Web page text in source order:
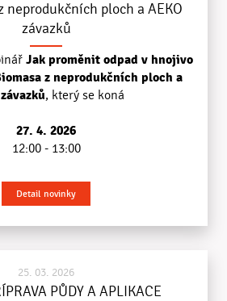
neprodukčních ploch a AEKO
závazků
Jak proměnit odpad v hnojivo
z neprodukčních ploch a
, který se koná
27. 4. 2026
12:00 - 13:00
Detail novinky
25. 03. 2026
PŮDY A APLIKACE